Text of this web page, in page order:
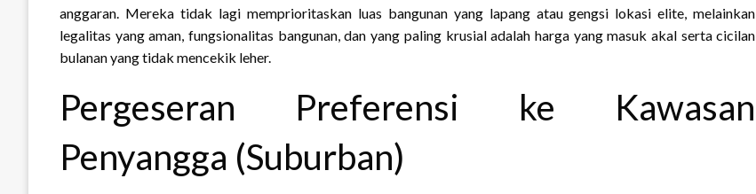
anggaran. Mereka tidak lagi memprioritaskan luas bangunan yang lapang atau gengsi lokasi elite, melainkan
legalitas yang aman, fungsionalitas bangunan, dan yang paling krusial adalah harga yang masuk akal serta cicilan
bulanan yang tidak mencekik leher.
Pergeseran Preferensi ke Kawasan
Penyangga (Suburban)